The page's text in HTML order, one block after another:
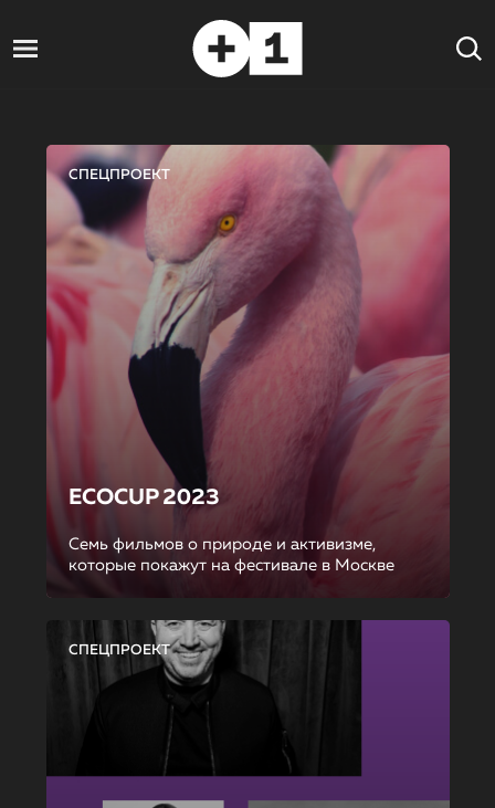
СПЕЦПРОЕКТ
ECOCUP 2023
Семь фильмов о природе и активизме,
которые покажут на фестивале в Москве
СПЕЦПРОЕКТ